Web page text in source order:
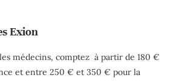
Exion
médecins, comptez à partir de 180 €
et entre 250 € et 350 € pour la